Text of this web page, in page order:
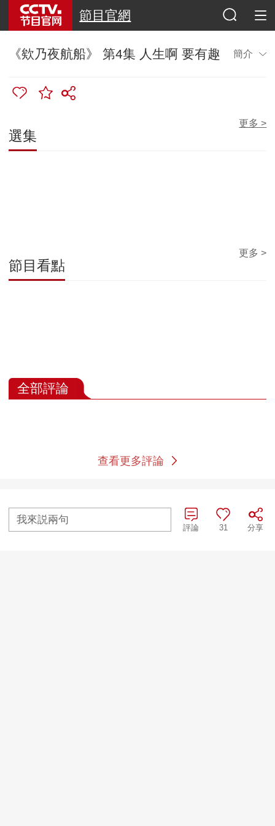
節目官網
《欸乃夜航船》 第4集 人生啊 要有趣 簡介
選集
更多 >
節目看點
更多 >
全部評論
查看更多評論
我來説兩句
分享
31
評論